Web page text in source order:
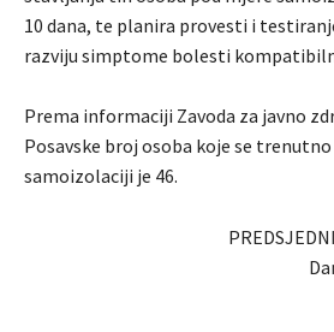
10 dana, te planira provesti i
razviju simptome bolesti
Prema informaciji Zavoda za javno
Posavske broj osoba koje se
samoizolaciji je 46.